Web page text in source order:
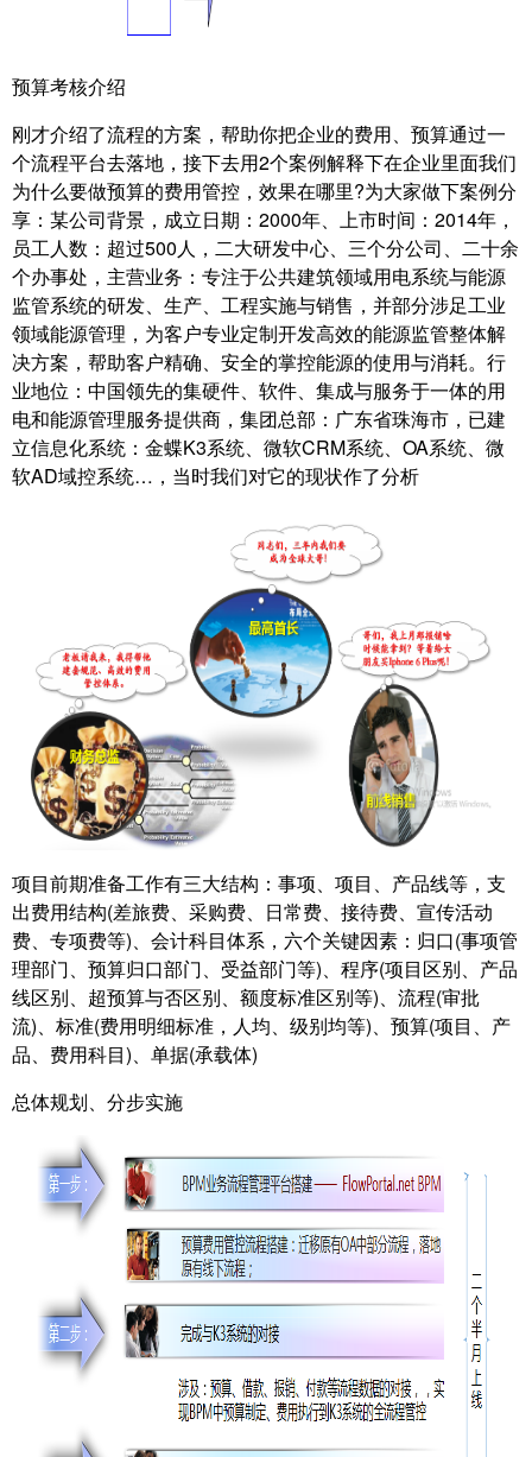
预算考核介绍
刚才介绍了流程的方案，帮助你把企业的费用、预算通过一
个流程平台去落地，接下去用2个案例解释下在企业里面我们
为什么要做预算的费用管控，效果在哪里?为大家做下案例分
享：某公司背景，成立日期：2000年、上市时间：2014年，
员工人数：超过500人，二大研发中心、三个分公司、二十余
个办事处，主营业务：专注于公共建筑领域用电系统与能源
监管系统的研发、生产、工程实施与销售，并部分涉足工业
领域能源管理，为客户专业定制开发高效的能源监管整体解
决方案，帮助客户精确、安全的掌控能源的使用与消耗。行
业地位：中国领先的集硬件、软件、集成与服务于一体的用
电和能源管理服务提供商，集团总部：广东省珠海市，已建
立信息化系统：金蝶K3系统、微软CRM系统、OA系统、微
软AD域控系统…，当时我们对它的现状作了分析
项目前期准备工作有三大结构：事项、项目、产品线等，支
出费用结构(差旅费、采购费、日常费、接待费、宣传活动
费、专项费等)、会计科目体系，六个关键因素：归口(事项管
理部门、预算归口部门、受益部门等)、程序(项目区别、产品
线区别、超预算与否区别、额度标准区别等)、流程(审批
流)、标准(费用明细标准，人均、级别均等)、预算(项目、产
品、费用科目)、单据(承载体)
总体规划、分步实施